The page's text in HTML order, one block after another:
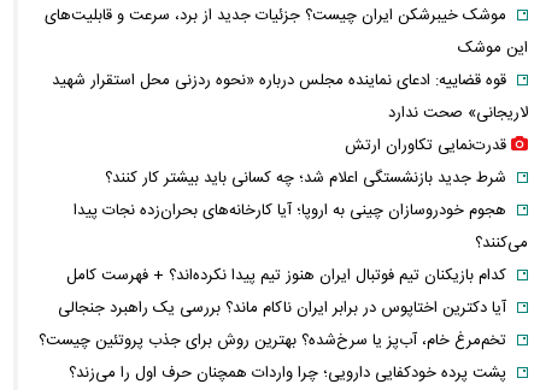
موشک خیبرشکن ایران چیست؟ جزئیات جدید از برد، سرعت و قابلیت‌های
این موشک
قوه قضاییه: ادعای نماینده مجلس درباره «نحوه ردزنی محل استقرار شهید
لاریجانی» صحت ندارد
قدرت‌نمایی تکاوران ارتش
شرط جدید بازنشستگی اعلام شد؛ چه کسانی باید بیشتر کار کنند؟
هجوم خودروسازان چینی به اروپا؛ آیا کارخانه‌های بحران‌زده نجات پیدا
می‌کنند؟
کدام بازیکنان تیم فوتبال ایران هنوز تیم پیدا نکرده‌اند؟ + فهرست کامل
آیا دکترین اختاپوس در برابر ایران ناکام ماند؟ بررسی یک راهبرد جنجالی
تخم‌مرغ خام، آب‌پز یا سرخ‌شده؟ بهترین روش برای جذب پروتئین چیست؟
پشت پرده خودکفایی دارویی؛ چرا واردات همچنان حرف اول را می‌زند؟